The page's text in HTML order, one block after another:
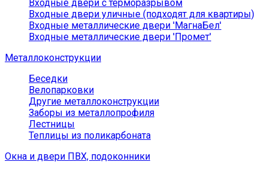
Входные двери с терморазрывом
Входные двери уличные (подходят для квартиры)
Входные металлические двери 'МагнаБел'
Входные металлические двери 'Промет'
Металлоконструкции
Беседки
Велопарковки
Другие металлоконструкции
Заборы из металлопрофиля
Лестницы
Теплицы из поликарбоната
Окна и двери ПВХ, подоконники